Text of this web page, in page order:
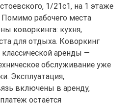
1/21с1, на 1 этаже
Помимо рабочего места
коворкинга: кухня,
для отдыха. Коворкинг
классической аренды —
обслуживание уже
Эксплуатация,
включены в аренду,
остаётся